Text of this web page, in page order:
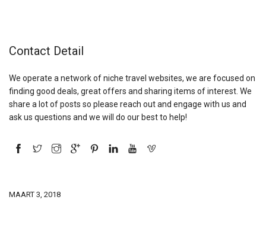
Contact Detail
We operate a network of niche travel websites, we are focused on
finding good deals, great offers and sharing items of interest. We
share a lot of posts so please reach out and engage with us and
ask us questions and we will do our best to help!
MAART 3, 2018